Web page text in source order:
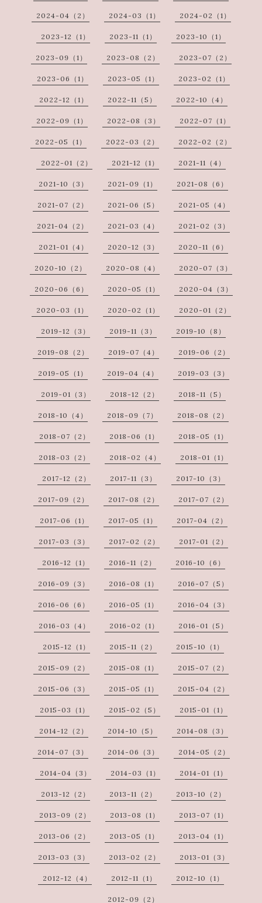
2024-04（2） 2024-03（1） 2024-02（1）
2023-12（1） 2023-11（1） 2023-10（1）
2023-09（1） 2023-08（2） 2023-07（2）
2023-06（1） 2023-05（1） 2023-02（1）
2022-12（1） 2022-11（5） 2022-10（4）
2022-09（1） 2022-08（3） 2022-07（1）
2022-05（1） 2022-03（2） 2022-02（2）
2022-01（2） 2021-12（1） 2021-11（4）
2021-10（3） 2021-09（1） 2021-08（6）
2021-07（2） 2021-06（5） 2021-05（4）
2021-04（2） 2021-03（4） 2021-02（3）
2021-01（4） 2020-12（3） 2020-11（6）
2020-10（2） 2020-08（4） 2020-07（3）
2020-06（6） 2020-05（1） 2020-04（3）
2020-03（1） 2020-02（1） 2020-01（2）
2019-12（3） 2019-11（3） 2019-10（8）
2019-08（2） 2019-07（4） 2019-06（2）
2019-05（1） 2019-04（4） 2019-03（3）
2019-01（3） 2018-12（2） 2018-11（5）
2018-10（4） 2018-09（7） 2018-08（2）
2018-07（2） 2018-06（1） 2018-05（1）
2018-03（2） 2018-02（4） 2018-01（1）
2017-12（2） 2017-11（3） 2017-10（3）
2017-09（2） 2017-08（2） 2017-07（2）
2017-06（1） 2017-05（1） 2017-04（2）
2017-03（3） 2017-02（2） 2017-01（2）
2016-12（1） 2016-11（2） 2016-10（6）
2016-09（3） 2016-08（1） 2016-07（5）
2016-06（6） 2016-05（1） 2016-04（3）
2016-03（4） 2016-02（1） 2016-01（5）
2015-12（1） 2015-11（2） 2015-10（1）
2015-09（2） 2015-08（1） 2015-07（2）
2015-06（3） 2015-05（1） 2015-04（2）
2015-03（1） 2015-02（5） 2015-01（1）
2014-12（2） 2014-10（5） 2014-08（3）
2014-07（3） 2014-06（3） 2014-05（2）
2014-04（3） 2014-03（1） 2014-01（1）
2013-12（2） 2013-11（2） 2013-10（2）
2013-09（2） 2013-08（1） 2013-07（1）
2013-06（2） 2013-05（1） 2013-04（1）
2013-03（3） 2013-02（2） 2013-01（3）
2012-12（4） 2012-11（1） 2012-10（1）
2012-09（2）